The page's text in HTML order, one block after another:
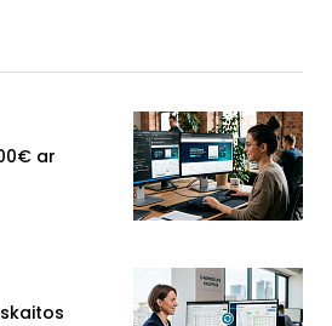
ar